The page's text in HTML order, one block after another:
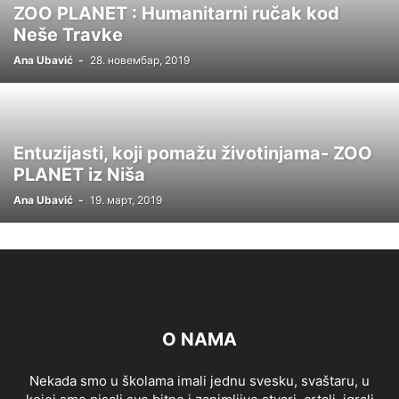
ZOO PLANET : Humanitarni ručak kod
Neše Travke
Ana Ubavić - 28. новембар, 2019
Entuzijasti, koji pomažu životinjama- ZOO
PLANET iz Niša
Ana Ubavić - 19. март, 2019
O NAMA
Nekada smo u školama imali jednu svesku, svaštaru, u